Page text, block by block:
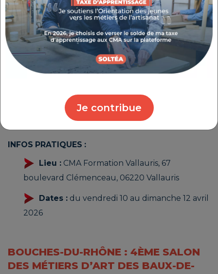
Je contribue
de modelage en direct
Éco-conception :découvrez le travail
d'une créatrice spécialisée dans la
customisation d'objets de récupération
Immersion et échanges :un parcours
professionnels de la main
INFOS PRATIQUES :
Lieu : CMA Formation Vallauris, 67
boulevard Clémenceau, 06220 Vallauris
Dates : du vendredi 10 au dimanche 12 avril
2026
BOUCHES-DU-RHÔNE : 4ÈME SALON
DES MÉTIERS D’ART DES BAUX-DE-